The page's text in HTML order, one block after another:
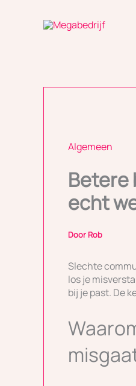
Algemeen
Betere
echt
Door Rob
Slechte
los je
bij je past. De